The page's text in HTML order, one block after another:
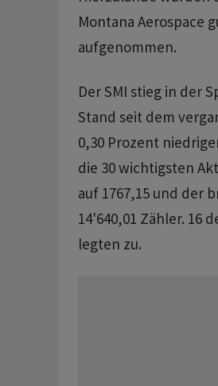
Montana Aerospace
aufgenommen.
Der SMI stieg in der
Stand seit dem
0,30 Prozent
die 30 wichtigsten
auf 1767,15 und der
14'640,01 Zähler. 16
legten zu.